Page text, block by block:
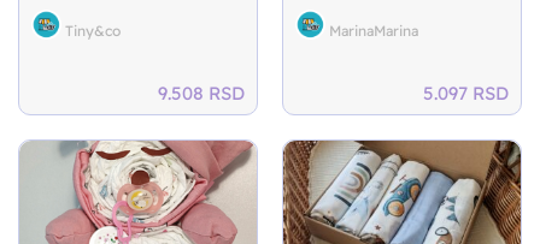
Tiny&co
9.508 RSD
MarinaMarina
5.097 RSD